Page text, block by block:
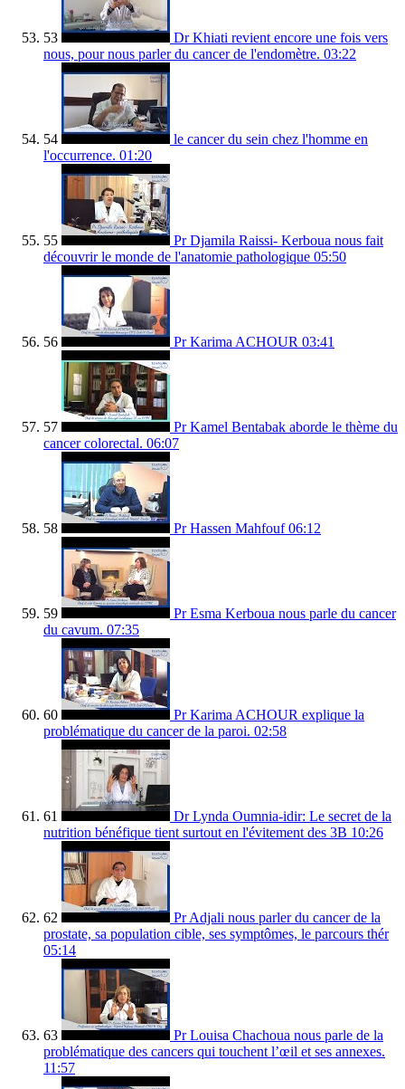
53
Dr Khiati revient encore une fois vers
nous, pour nous parler du cancer de l'endomètre. 03:22
54
le cancer du sein chez l'homme en
l'occurrence. 01:20
55
Pr Djamila Raissi- Kerboua nous fait
découvrir le monde de l'anatomie pathologique 05:50
56 Pr Karima ACHOUR 03:41
57
Pr Kamel Bentabak aborde le thème du
cancer colorectal. 06:07
58 Pr Hassen Mahfouf 06:12
59
Pr Esma Kerboua nous parle du cancer
du cavum. 07:35
60
Pr Karima ACHOUR explique la
problématique du cancer de la paroi. 02:58
61
Dr Lynda Oumnia-idir: Le secret de la
nutrition bénéfique tient surtout en l'évitement des 3B 10:26
62
Pr Adjali nous parler du cancer de la
prostate, sa population cible, ses symptômes, le parcours thér
05:14
63
Pr Louisa Chachoua nous parle de la
problématique des cancers qui touchent l’œil et ses annexes.
11:57